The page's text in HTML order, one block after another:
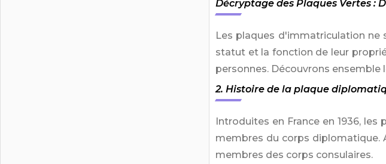
Décryptage des Plaques Vertes :
Les plaques d'immatriculation ne
statut et la fonction de leur
personnes. Découvrons
2. Histoire de la plaque
Introduites en France en 1936,
membres du corps diplomatique.
membres des corps consulaires.